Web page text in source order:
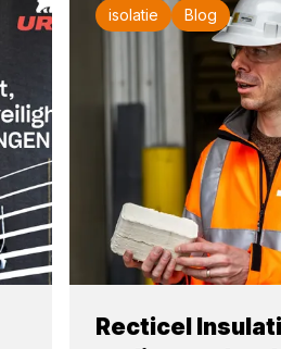
isolatie Blog
Recticel